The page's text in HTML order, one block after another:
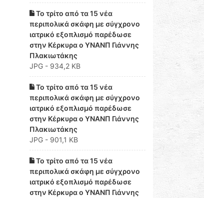
Το τρίτο από τα 15 νέα
περιπολικά σκάφη με σύγχρονο
ιατρικό εξοπλισμό παρέδωσε
στην Κέρκυρα ο ΥΝΑΝΠ Γιάννης
Πλακιωτάκης
JPG - 934,2 KB
Το τρίτο από τα 15 νέα
περιπολικά σκάφη με σύγχρονο
ιατρικό εξοπλισμό παρέδωσε
στην Κέρκυρα ο ΥΝΑΝΠ Γιάννης
Πλακιωτάκης
JPG - 901,1 KB
Το τρίτο από τα 15 νέα
περιπολικά σκάφη με σύγχρονο
ιατρικό εξοπλισμό παρέδωσε
στην Κέρκυρα ο ΥΝΑΝΠ Γιάννης